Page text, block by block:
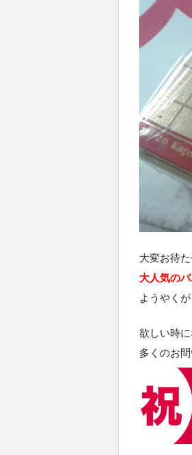
大変お待た
大人気の
ようやく
欲しい時
多くのお